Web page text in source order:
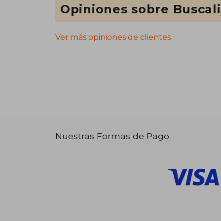
Opiniones sobre
Ver más opiniones de clientes
Nuestras Formas de Pago